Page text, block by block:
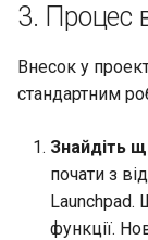
3. Процес
Внесок у
стандартним
Знайдіть
почати з
Launchpad.
функції.